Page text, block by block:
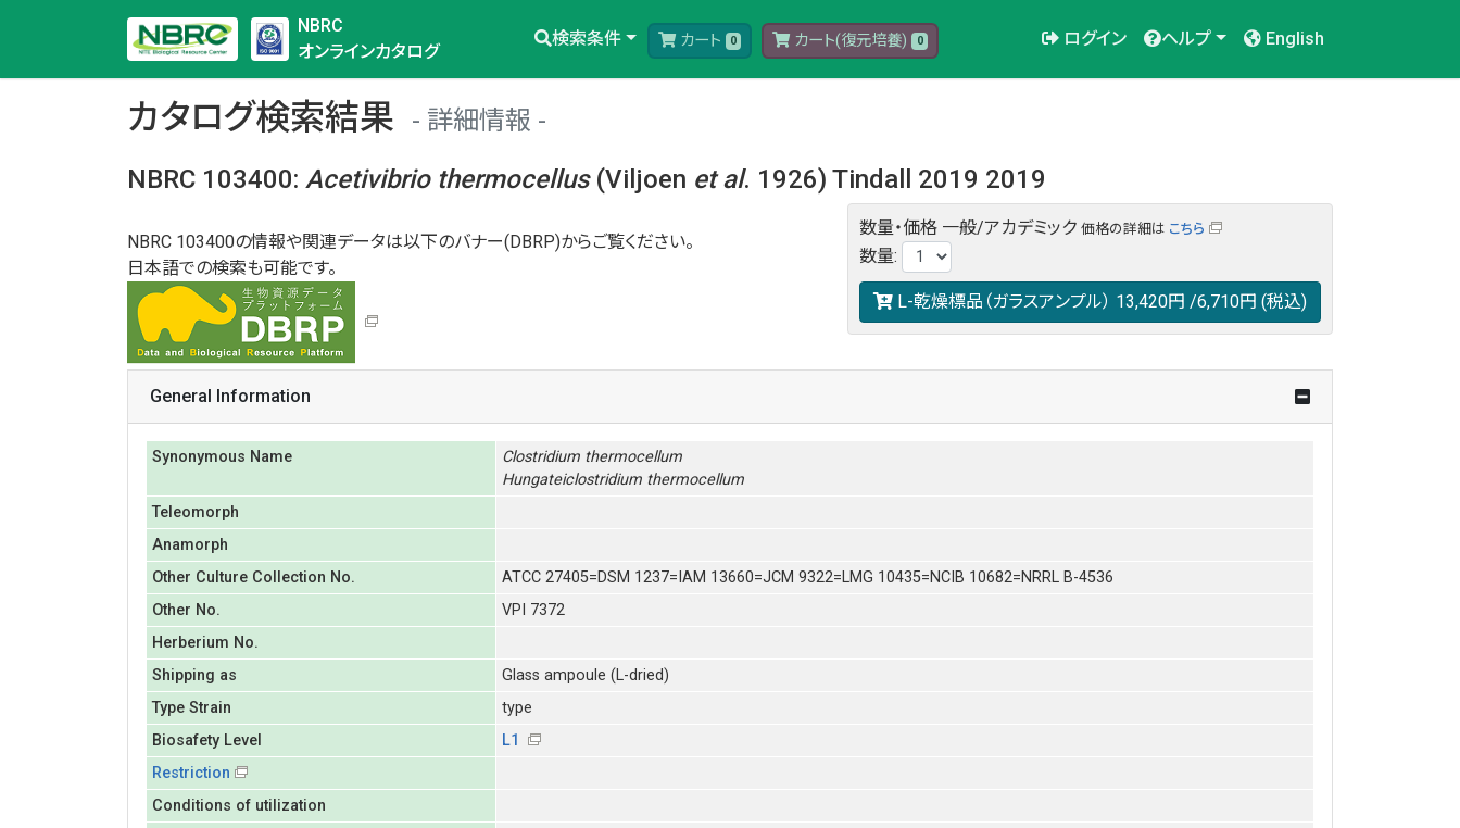
NBRC
オンラインカタログ
検索条件 カート 0 カート(復元培養) 0 ログイン ヘルプ English
カタログ検索結果
詳細情報
NBRC 103400: Acetivibrio thermocellus(Viljoen et al. 1926) Tindall 2019 2019
NBRC 103400の情報や関連データは以下のバナー(DBRP)からご覧ください。
日本語での検索も可能です。
数量・価格 一般/アカデミック 価格の詳細は こちら
数量:
L-乾燥標品（ガラスアンプル） 13,420円 /6,710円 (税込)
General Information
Synonymous Name Clostridium thermocellum
Hungateiclostridium thermocellum
Teleomorph
Anamorph
Other Culture Collection No.
ATCC 27405=DSM 1237=IAM 13660=JCM 9322=LMG 10435=NCIB 10682=NRRL B-4536
Other No.
VPI 7372
Herberium No.
Shipping as
Glass ampoule (L-dried)
Type Strain
type
Biosafety Level
L1
Restriction
Conditions of utilization